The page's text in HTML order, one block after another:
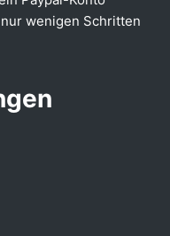
wenigen Schritten